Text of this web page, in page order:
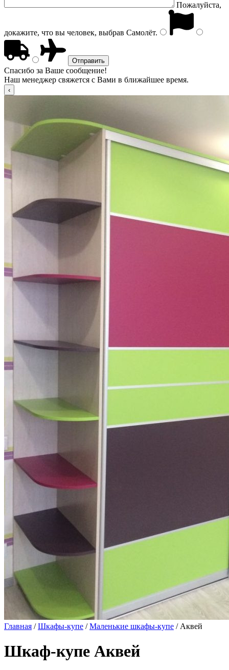
Пожалуйста,
докажите, что вы человек, выбрав Самолёт.
Спасибо за Ваше сообщение!
Наш менеджер свяжется с Вами в ближайшее время.
Главная /Шкафы-купе /Маленькие шкафы-купе / Аквей
Шкаф-купе Аквей